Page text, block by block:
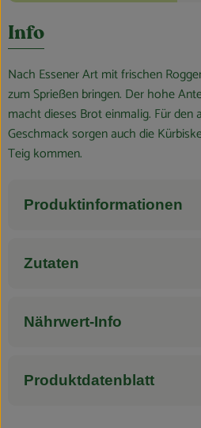
Info
Nach Essener Art mit frischen
zum Sprießen bringen. Der hohe
macht dieses Brot einmalig. Für
Geschmack sorgen auch die
Teig kommen.
Produktinformationen
Zutaten
Nährwert-Info
Produktdatenblatt